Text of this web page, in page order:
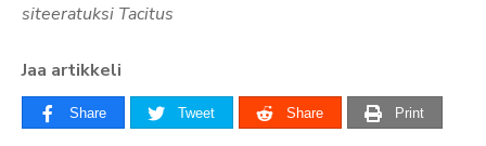
siteeratuksi Tacitus
Jaa artikkeli
Share Tweet Share Print